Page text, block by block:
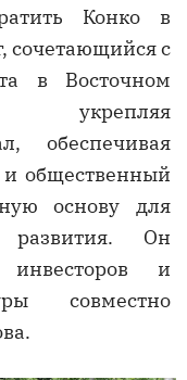
Конко в
сочетающийся с
в Восточном
укрепляя
обеспечивая
и общественный
основу для
развития. Он
и
совместно